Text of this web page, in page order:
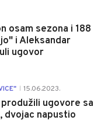
osam sezona i 188
i Aleksandar
ugovor
15.06.2023.
ugovore sa
dvojac napustio